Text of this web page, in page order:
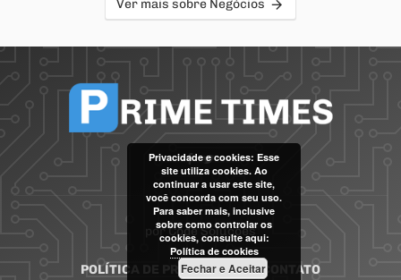
Ver mais sobre Negócios
porCode Soluções
POLÍTICA DE PRIVACIDADE CONTATO
Privacidade e cookies: Esse
site utiliza cookies. Ao
continuar a usar este site,
você concorda com seu uso.
Para saber mais, inclusive
sobre como controlar os
cookies, consulte aqui:
Política de cookies
Fechar e Aceitar